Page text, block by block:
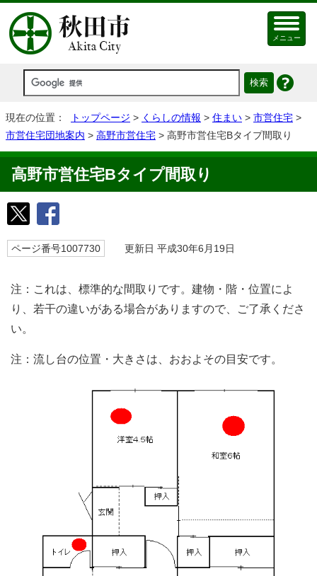
メニュー
現在の位置： トップページ > くらしの情報 > 住まい > 市営住宅 >
市営住宅団地案内 > 高野市営住宅 > 高野市営住宅Bタイプ間取り
高野市営住宅Bタイプ間取り
ページ番号1007730 更新日 平成30年6月19日
注：これは、標準的な間取りです。建物・階・位置によ
り、若干の違いがある場合がありますので、ご了承くださ
い。
注：流し台の位置・大きさは、おおよその目安です。